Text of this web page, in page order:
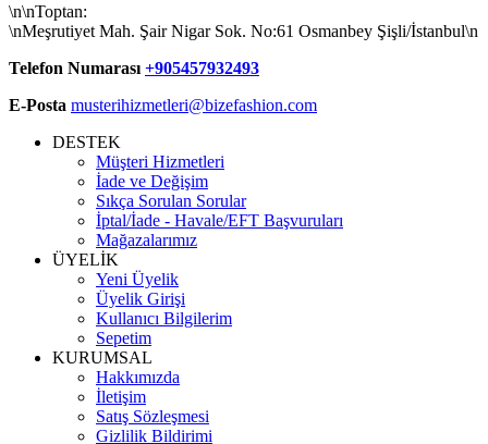
\n\nToptan:
\nMeşrutiyet Mah. Şair Nigar Sok. No:61 Osmanbey Şişli/İstanbul\n
Telefon Numarası +905457932493
E-Posta musterihizmetleri@bizefashion.com
DESTEK
Müşteri Hizmetleri
İade ve Değişim
Sıkça Sorulan Sorular
İptal/İade - Havale/EFT Başvuruları
Mağazalarımız
ÜYELİK
Yeni Üyelik
Üyelik Girişi
Kullanıcı Bilgilerim
Sepetim
KURUMSAL
Hakkımızda
İletişim
Satış Sözleşmesi
Gizlilik Bildirimi